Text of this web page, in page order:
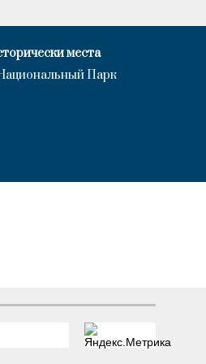
места
Парк